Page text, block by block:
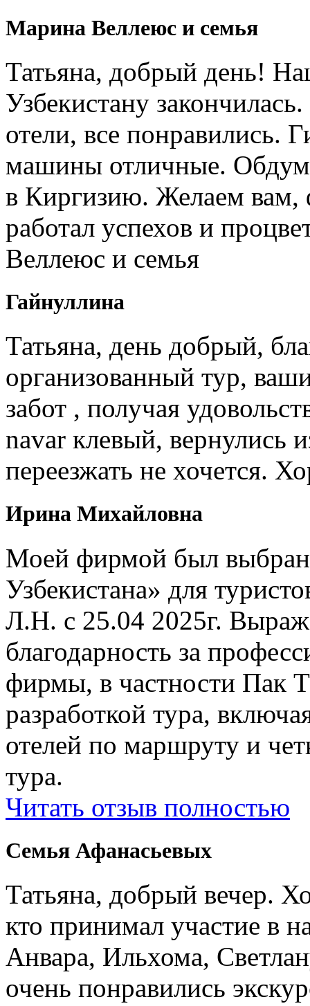
Марина Веллеюс и семья
Татьяна, добрый день!
Узбекистану
отели, все понравились.
машины отличные.
в Киргизию. Желаем вам,
работал успехов и
Веллеюс и семья
Гайнуллина
Татьяна, день добрый,
организованный тур,
забот , получая
navar клевый, вернулись
переезжать не хочется.
Ирина Михайловна
Моей фирмой был выбран
Узбекистана» для
Л.Н. с 25.04 2025г.
благодарность за
фирмы, в частности Пак
разработкой тура,
отелей по маршруту и
тура.
Читать отзыв полностью
Семья Афанасьевых
Татьяна, добрый вечер.
кто принимал участие в
Анвара, Ильхома,
очень понравились